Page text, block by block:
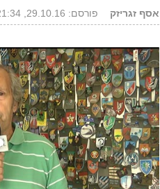
אסף זגריזק פורסם: 29.10.16, 21:34